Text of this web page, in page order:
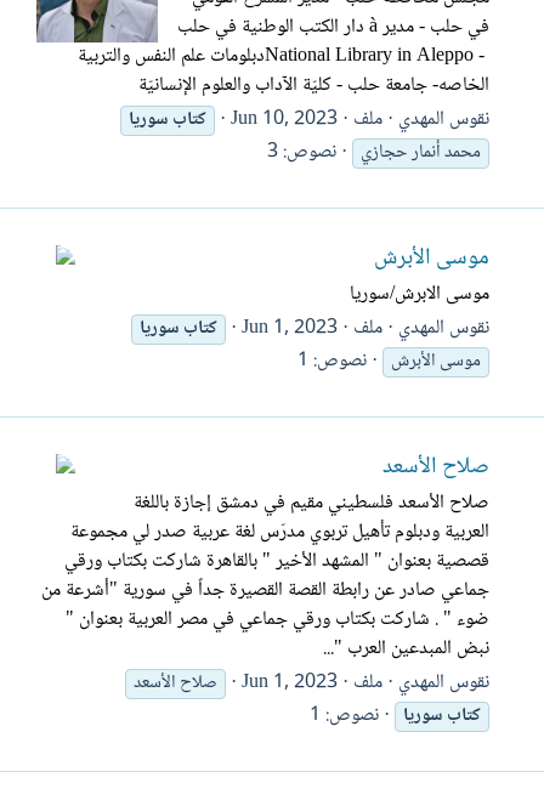
في حلب‎ - ‎مدير‎ à ‎دار الكتب الوطنية في حلب
National Library in Aleppo‎ - ‎دبلومات علم النفس والتربية
الخاصه‎ -‎جامعة حلب - كليّة الآداب والعلوم الإنسانيّة‎
نقوس المهدي ملف Jun 10, 2023 كتابسوريا
محمد أنمار حجازي
نصوص: 3
موسى الأبرش
موسى الابرش/سوريا
نقوس المهدي ملف Jun 1, 2023 كتابسوريا
موسى الأبرش
نصوص: 1
صلاح الأسعد
صلاح الأسعد فلسطيني مقيم في دمشق إجازة باللغة
العربية ودبلوم تأهيل تربوي مدرّس لغة عربية صدر لي مجموعة
قصصية بعنوان " المشهد الأخير " بالقاهرة شاركت بكتاب ورقي
جماعي صادر عن رابطة القصة القصيرة جداً في سورية "أشرعة من
ضوء " . شاركت بكتاب ورقي جماعي في مصر العربية بعنوان "
نبض المبدعين العرب "...
نقوس المهدي ملف Jun 1, 2023
صلاح الأسعد
كتابسوريا نصوص: 1